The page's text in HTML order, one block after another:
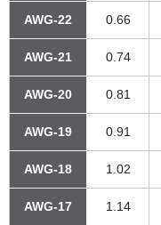
AWG-22 0.66
AWG-21 0.74
AWG-20 0.81
AWG-19 0.91
AWG-18 1.02
AWG-17 1.14